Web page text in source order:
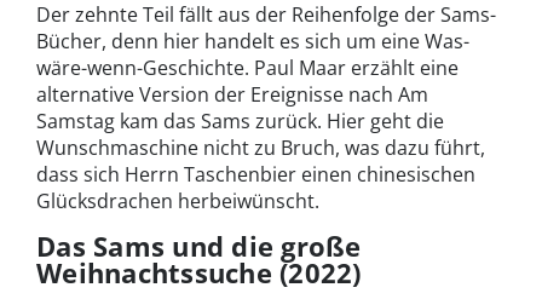
Der zehnte Teil fällt aus der Reihenfolge der Sams-
Bücher, denn hier handelt es sich um eine Was-
wäre-wenn-Geschichte. Paul Maar erzählt eine
alternative Version der Ereignisse nach Am
Samstag kam das Sams zurück. Hier geht die
Wunschmaschine nicht zu Bruch, was dazu führt,
dass sich Herrn Taschenbier einen chinesischen
Glücksdrachen herbeiwünscht.
Das Sams und die große
Weihnachtssuche (2022)